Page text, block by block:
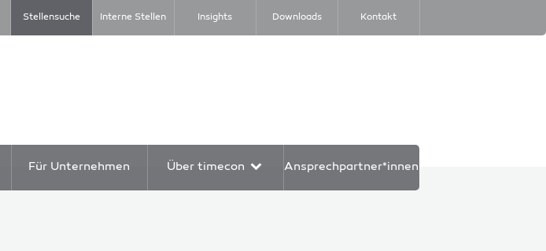
Stellensuche Interne Stellen Insights Downloads Kontakt
Für Unternehmen Über timecon Ansprechpartner*innen